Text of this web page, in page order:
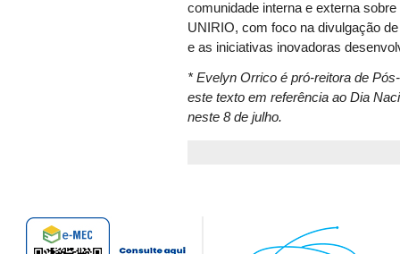
comunidade interna e externa
UNIRIO, com foco na divulgação
e as iniciativas inovadoras
* Evelyn Orrico é pró-reitora de
este texto em referência ao Dia
neste 8 de julho.